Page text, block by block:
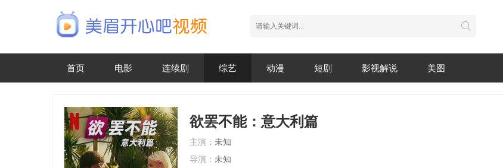
首页 电影 连续剧 综艺 动漫 短剧 影视解说 美图
欲罢不能：意大利篇
主演： 未知
导演： 未知